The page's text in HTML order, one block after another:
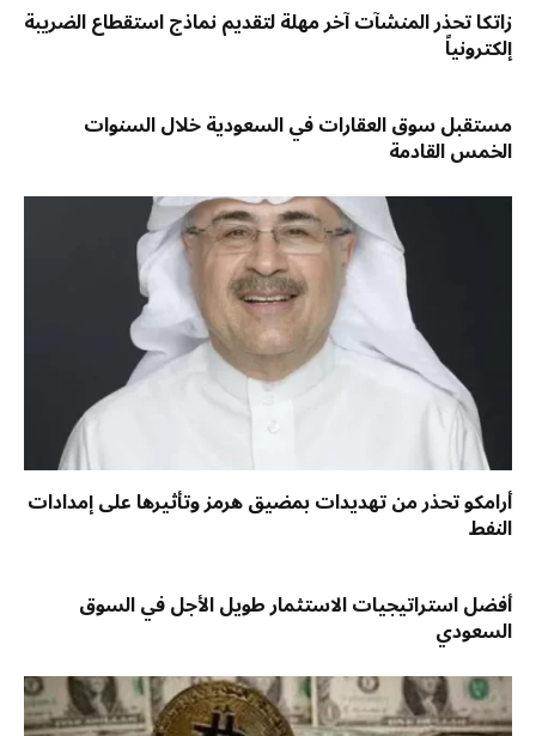
زاتكا تحذر المنشآت آخر مهلة لتقديم نماذج استقطاع الضريبة
إلكترونياً
مستقبل سوق العقارات في السعودية خلال السنوات
الخمس القادمة
أرامكو تحذر من تهديدات بمضيق هرمز وتأثيرها على إمدادات
النفط
أفضل استراتيجيات الاستثمار طويل الأجل في السوق
السعودي